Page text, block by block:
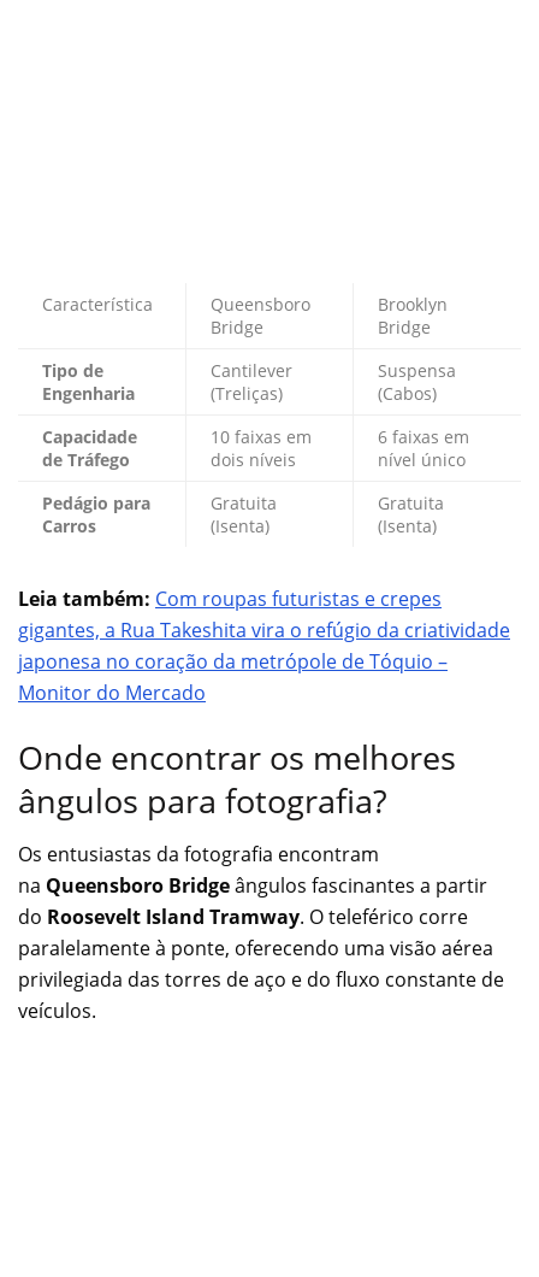
Característica
Queensboro
Bridge
Brooklyn
Bridge
Tipo de
Engenharia
Cantilever
(Treliças)
Suspensa
(Cabos)
Capacidade
de Tráfego
10 faixas em
dois níveis
6 faixas em
nível único
Pedágio para
Carros
Gratuita
(Isenta)
Gratuita
(Isenta)
Leia também: Com roupas futuristas e crepes
gigantes, a Rua Takeshita vira o refúgio da criatividade
japonesa no coração da metrópole de Tóquio –
Monitor do Mercado
Onde encontrar os melhores
ângulos para fotografia?
Os entusiastas da fotografia encontram
na Queensboro Bridgeângulos fascinantes a partir
do Roosevelt Island Tramway. O teleférico corre
paralelamente à ponte, oferecendo uma visão aérea
privilegiada das torres de aço e do fluxo constante de
veículos.